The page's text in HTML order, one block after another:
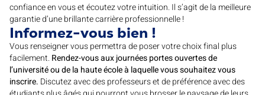
confiance en vous et écoutez votre intuition. Il s’agit de la meilleure
garantie d’une brillante carrière professionnelle !
Informez-vous bien !
Vous renseigner vous permettra de poser votre choix final plus
facilement. Rendez-vous aux journées portes ouvertes de
l’université ou de la haute école à laquelle vous souhaitez vous
inscrire. Discutez avec des professeurs et de préférence avec des